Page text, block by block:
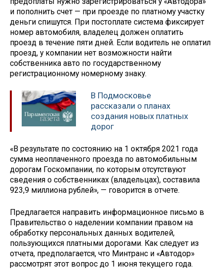
и пополнить счет — при проезде по платному участку
деньги спишутся. При постоплате система фиксирует
номер автомобиля, владелец должен оплатить
проезд в течение пяти дней. Если водитель не оплатил
проезд, у компании нет возможности найти
собственника авто по государственному
регистрационному номерному знаку.
В Подмосковье
рассказали о планах
создания новых платных
дорог
«В результате по состоянию на 1 октября 2021 года
сумма неоплаченного проезда по автомобильным
дорогам Госкомпании, по которым отсутствуют
сведения о собственниках (владельцах), составила
923,9 миллиона рублей», — говорится в отчете.
Предлагается направить информационное письмо в
Правительство о наделении компании правом на
обработку персональных данных водителей,
пользующихся платными дорогами. Как следует из
отчета, предполагается, что Минтранс и «Автодор»
рассмотрят этот вопрос до 1 июня текущего года.